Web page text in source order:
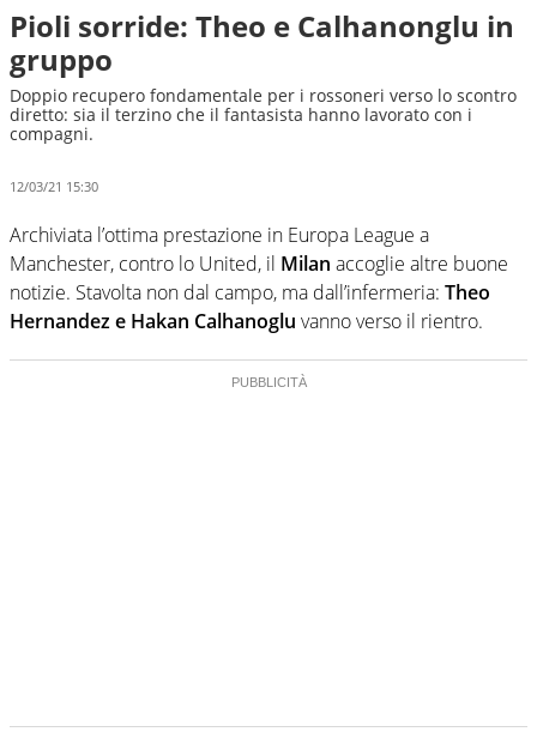
Pioli sorride: Theo e Calhanonglu in
gruppo
Doppio recupero fondamentale per i rossoneri verso lo scontro
diretto: sia il terzino che il fantasista hanno lavorato con i
compagni.
12/03/21 15:30
Archiviata l’ottima prestazione in Europa League a
Manchester, contro lo United, il Milan accoglie altre buone
notizie. Stavolta non dal campo, ma dall’infermeria: Theo
Hernandez e Hakan Calhanoglu vanno verso il rientro.